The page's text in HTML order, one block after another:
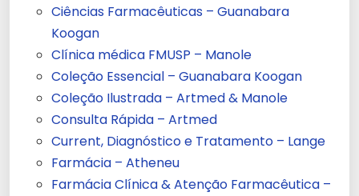
Ciências Farmacêuticas – Guanabara
Koogan
Clínica médica FMUSP – Manole
Coleção Essencial – Guanabara Koogan
Coleção Ilustrada – Artmed & Manole
Consulta Rápida – Artmed
Current, Diagnóstico e Tratamento – Lange
Farmácia – Atheneu
Farmácia Clínica & Atenção Farmacêutica –